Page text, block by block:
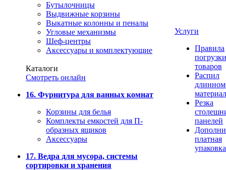
Бутылочницы
Выдвижные корзины
Выкатные колонны и пеналы
Угловые механизмы
Шеф-центры
Аксессуары и комплектующие
Каталоги
Смотреть онлайн
16. Фурнитура для ванных комнат
Корзины для белья
Комплекты емкостей для П-
образных ящиков
Аксессуары
17. Ведра для мусора, системы
сортировки и хранения
Услуги
Правила
погрузки
товаров
Распил
Резка
панелей
платная
упаковка